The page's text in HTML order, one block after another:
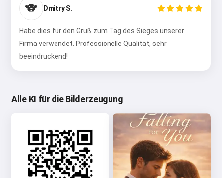
🐨 Dmitry S.
Habe dies für den Gruß zum Tag des Sieges unserer
Firma verwendet. Professionelle Qualität, sehr
beeindruckend!
Alle KI für die Bilderzeugung